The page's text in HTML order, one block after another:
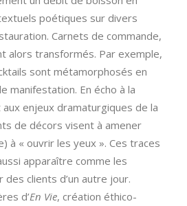
poétiques sur divers
Carnets de commande,
alors transformés. Par exemple,
sont métamorphosés en
manifestation. En écho à la
enjeux dramaturgiques de la
de décors visent à amener
à « ouvrir les yeux ». Ces traces
apparaître comme les
des clients d’un autre jour.
d’En Vie, création éthico-